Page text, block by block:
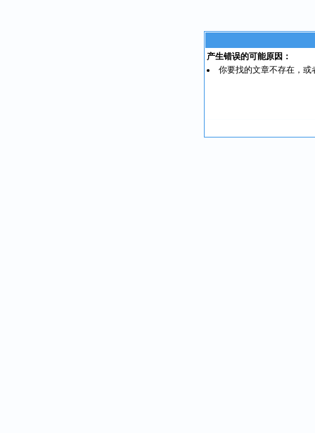
产生错误的可能原因：
你要找的文章不存在，或